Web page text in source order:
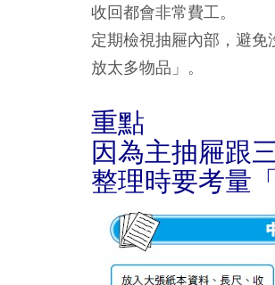
收回都會非常費工。
定期檢視抽屜內部，避
放太多物品」。
重點
因為主抽屜跟
整理時要考量